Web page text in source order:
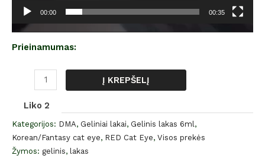
00:00 00:35
Prieinamumas:
Į KREPŠELĮ
Liko 2
Kategorijos: DMA, Geliniai lakai, Gelinis lakas 6ml ,
Korean/Fantasy cat eye, RED Cat Eye, Visos prekės
Žymos: gelinis, lakas